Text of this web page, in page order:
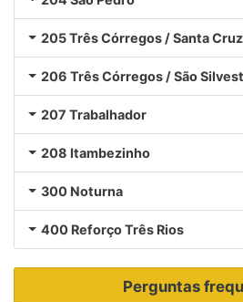
205 Três Córregos / Santa Cruz
206 Três Córregos / São
207 Trabalhador
208 Itambezinho
300 Noturna
400 Reforço Três Rios
Perguntas